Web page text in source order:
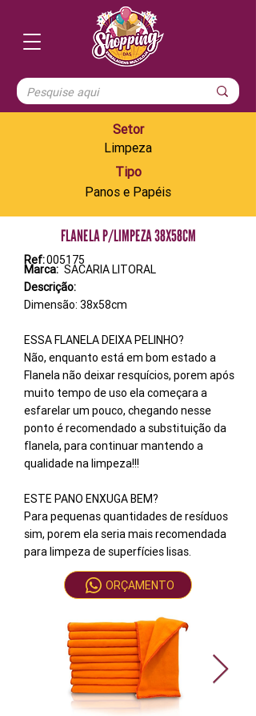
Setor
Limpeza
Tipo
Panos e Papéis
FLANELA P/LIMPEZA 38X58CM
Ref:005175
Marca: SACARIA LITORAL
Descrição:
Dimensão: 38x58cm
ESSA FLANELA DEIXA PELINHO?
Não, enquanto está em bom estado a
Flanela não deixar resquícios, porem após
muito tempo de uso ela começara a
esfarelar um pouco, chegando nesse
ponto é recomendado a substituição da
flanela, para continuar mantendo a
qualidade na limpeza!!!
ESTE PANO ENXUGA BEM?
Para pequenas quantidades de resíduos
sim, porem ela seria mais recomendada
para limpeza de superfícies lisas.
ORÇAMENTO